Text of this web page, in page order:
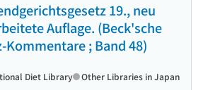
19., neu
Auflage. (Beck'sche
Kommentare ; Band 48)
Diet Library Other Libraries in Japan